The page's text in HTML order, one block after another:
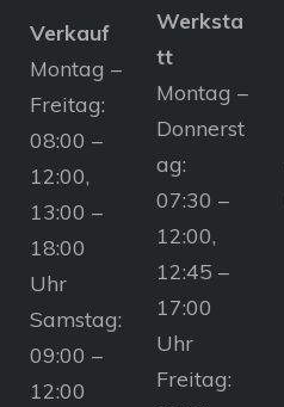
Verkauf
Montag –
Freitag:
08:00 –
12:00,
13:00 –
18:00
Uhr
Samstag:
09:00 –
12:00
Werksta
tt
Montag –
Donnerst
ag:
07:30 –
12:00,
12:45 –
17:00
Uhr
Freitag: